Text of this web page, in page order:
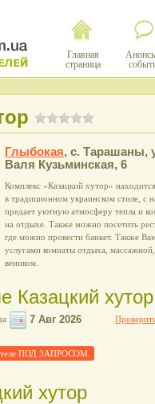
Главная
страница
Глыбокая, с. Тарашаны,
Валя Кузьминская, 6
Комплекс «Казацкий хутор»
в традиционном украинском стиле, с
предает уютную атмосферу тепла и
на отдыхе. Также можно посетить
где можно провести банкет. Также
услугами комнаты отдыха,
веником.
Казацкий хутор
отеле ПОД ЗАПРОСОМ.
хутор